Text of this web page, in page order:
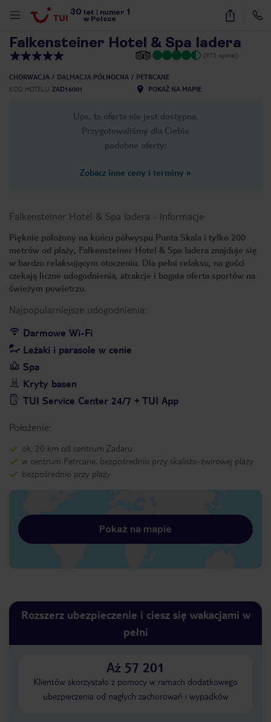
30 lat numer 1
w Polsce
33
Falkensteiner Hotel & Spa Iadera
(973 opinie)
CHORWACJA DALMACJA PÓŁNOCNA
PETRCANE
KOD HOTELU ZAD16001 POKAŻ NA MAPIE
Ups, ta oferta nie jest dostępna.
Przygotowaliśmy dla Ciebie
podobne oferty:
Zobacz inne ceny i terminy »
Falkensteiner Hotel & Spa Iadera - informacje
Pięknie położony na końcu półwyspu Punta Skala i tylko 200
metrów od plaży, Falkensteiner Hotel & Spa Iadera znajduje się
w bardzo relaksującym otoczeniu. Dla pełni relaksu, na gości
czekają liczne udogodnienia, atrakcje i bogata oferta sportów na
świeżym powietrzu.
Najpopularniejsze udogodnienia:
Darmowe Wi-Fi
Leżaki i parasole w cenie
Spa
Kryty basen
TUI Service Center 24/7 + TUI App
Położenie:
ok. 20 km od centrum Zadaru
w centrum Petrcane, bezpośrednio przy skalisto-żwirowej plaży
bezpośrednio przy plaży
Pokaż na mapie
Rozszerz ubezpieczenie i ciesz się wakacjami w
pełni
Aż 57 201
Klientów skorzystało z pomocy w ramach dodatkowego
ubezpieczenia od nagłych zachorowań i wypadków